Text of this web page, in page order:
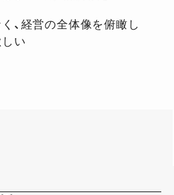
、経営の全体像を俯瞰し
い